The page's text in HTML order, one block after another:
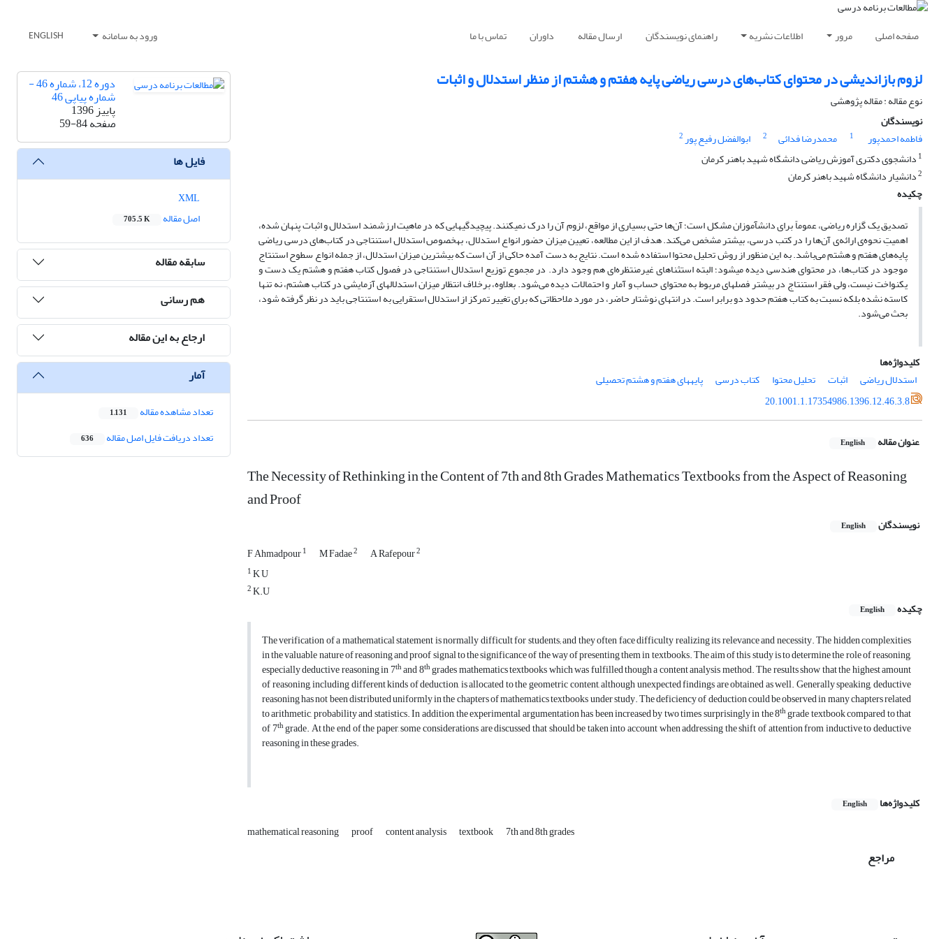
صفحه اصلی مرور اطلاعات نشریه راهنمای نویسندگان ارسال مقاله داوران تماس با ما ورود به سامانه ENGLISH
لزوم بازاندیشی در محتوای کتاب‌های درسی ریاضی پایه هفتم و هشتم از منظر استدلال و اثبات
نوع مقاله : مقاله پژوهشی
نویسندگان
فاطمه احمدپور
1 محمدرضا فدائی 2 ابوالفضل رفیع پور2
1 دانشجوی دکتری آموزش ریاضی دانشگاه شهید باهنر کرمان
2دانشیار دانشگاه شهید باهنر کرمان
چکیده
تصدیق یک گزاره ریاضی، عموماً برای دانش­آموزان مشکل است؛ آن‌ها حتی بسیاری از مواقع، لزوم آن را درک نمی­کنند. پیچیدگی­هایی که در ماهیت ارزشمند استدلال و اثبات پنهان شده،
اهمیتِ نحوه‌ی ارائه‌ی آن‌ها را در کتب درسی، بیشتر مشخص می‌کند. هدف از این مطالعه، تعیین میزان حضور انواع استدلال، به­خصوص استدلال استنتاجی در کتاب‌های درسی ریاضی
پایه‌های هفتم و هشتم می‌باشد. به این منظور از روش تحلیل محتوا استفاده شده است. نتایج به دست آمده حاکی از آن است که بیشترین میزان استدلال، از جمله انواع سطوح استنتاج
موجود در کتاب‌ها، در محتوای هندسی دیده می­شود؛ البته استثناهای غیرمنتظره‌ای هم وجود دارد. در مجموع توزیع استدلال استنتاجی در فصول کتاب هفتم و هشتم یک دست و
یکنواخت نیست، ولی فقر استنتاج در بیشتر فصل­های مربوط به محتوای حساب و آمار و احتمالات دیده می‌شود. بعلاوه، برخلاف انتظار میزان استدلال­های آزمایشی در کتاب هشتم، نه تنها
کاسته نشده بلکه نسبت به کتاب هفتم حدود دو برابر است. در انتهای نوشتار حاضر، در مورد ملاحظاتی که برای تغییر تمرکز از استدلال استقرایی به استنتاجی باید در نظر گرفته شود،
بحث می‌شود.
کلیدواژه‌ها
استدلال ریاضی
اثبات تحلیل محتوا کتاب درسی
پایه­های هفتم و هشتم تحصیلی
20.1001.1.17354986.1396.12.46.3.8
عنوان مقاله English
The Necessity of Rethinking in the Content of 7th and 8th Grades Mathematics Textbooks from the Aspect of Reasoning
and Proof
نویسندگان English
F Ahmadpour1 M Fadae2 A Rafepour2
1K U
2K.U
چکیده
English
The verification of a mathematical statement is normally difficult for students; and they often face difficulty realizing its relevance and necessity. The hidden complexities
in the valuable nature of reasoning and proof signal to the significance of the way of presenting them in textbooks. The aim of this study is to determine the role of reasoning,
especially deductive reasoning in 7thand 8thgrades mathematics textbooks which was fulfilled though a content analysis method. The results show that the highest amount
of reasoning, including different kinds of deduction, is allocated to the geometric content, although unexpected findings are obtained as well. Generally speaking, deductive
reasoning has not been distributed uniformly in the chapters of mathematics textbooks under study. The deficiency of deduction could be observed in many chapters related
to arithmetic, probability and statistics. In addition, the experimental argumentation has been increased by two times surprisingly in the 8thgrade textbook compared to that
of 7thgrade. At the end of the paper, some considerations are discussed that should be taken into account when addressing the shift of attention from inductive to deductive
reasoning in these grades.
کلیدواژه‌ها English
mathematical reasoning proof content analysis textbook 7th and 8th grades
مراجع
دوره 12، شماره 46 -
شماره پیاپی 46
پاییز 1396
صفحه59-84
فایل ها
اصل مقاله
705.5 K
سابقه مقاله
هم رسانی
ارجاع به این مقاله
آمار
تعداد مشاهده مقاله 1,131
تعداد دریافت فایل اصل مقاله 636